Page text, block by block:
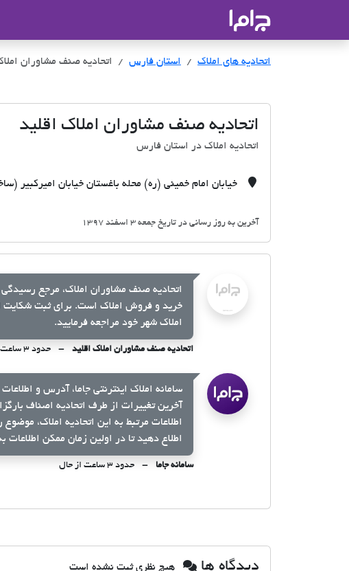
اتحادیه های املاک اتحادیه های املاک
استان فارس اتحادیه صنف مشاوران
اتحادیه صنف مشاوران املاک اقلید
اتحادیه املاک در استان فارس
خیابان امام خمینی (ره) محله باغستان خیابان امیرکبیر
آخرین به روز رسانی در تاریخ جمعه 3 اسفند 1397
اتحادیه صنف مشاوران املاک، مرجع رسیدگی
خرید و فروش املاک است. برای ثبت شکایت از
املاک شهر خود مراجعه فرمایید.
اتحادیه صنف مشاوران املاک اقلید حدود ۳ ساعت از حال
سامانه املاک اینترنتی جاما، آدرس و
آخرین تغییرات از طرف اتحادیه اصناف
اطلاعات مرتبط به این اتحادیه املاک، موضوع
اطلاع دهید تا در اولین زمان ممکن اطلاعات
سامانه جاما حدود ۳ ساعت از حال
دیدگاه ها هیچ نظری ثبت نشده است